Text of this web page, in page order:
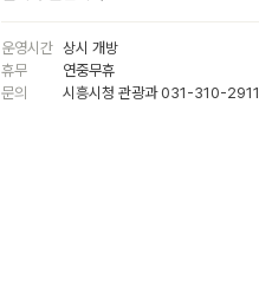
운영시간 상시 개방
휴무
연중무휴
문의
시흥시청 관광과 031-310-2911